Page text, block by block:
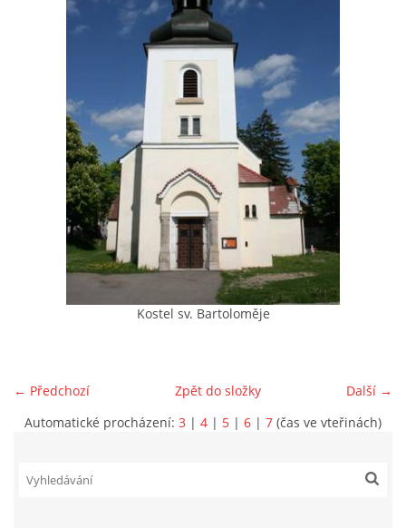
WEBOVÁ KAMERA
VIDEA Z DRONU
STREET ART
"KNIHOBUDKY"
ČASOSBĚRY - CHRÁŠŤANY
E-KNIHY DO KAŽDÉ KNIHOVNY
GRANTY A DOTACE
Kostel sv. Bartoloměje
← Předchozí Další →
Zpět do složky
Automatické procházení: 3 | 4 | 5 | 6 | 7 (čas ve vteřinách)